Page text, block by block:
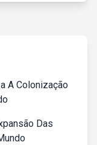
A Colonização
Das